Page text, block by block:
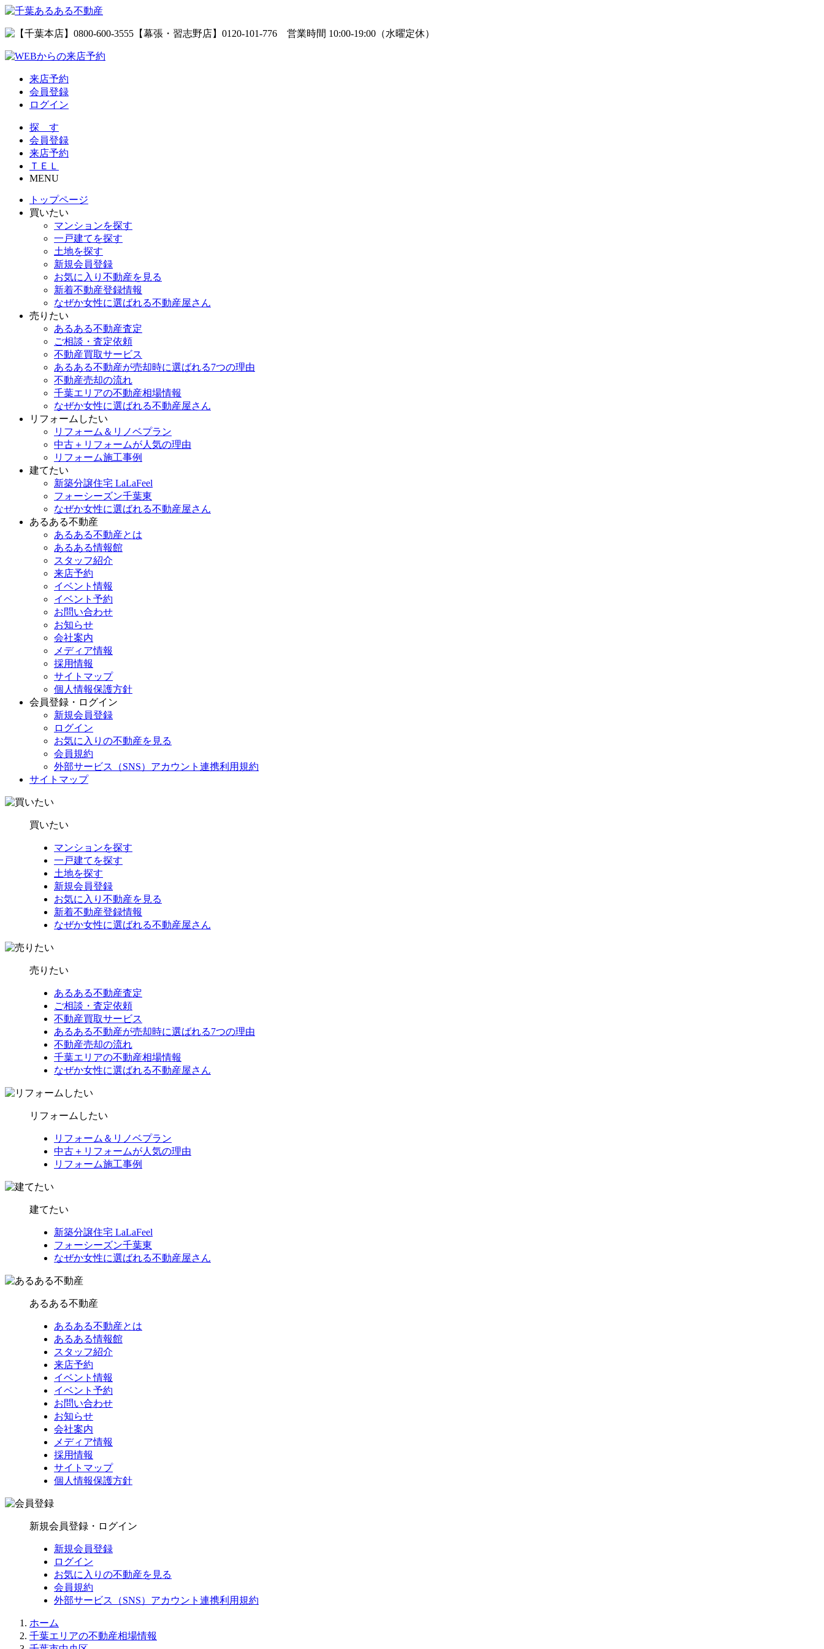
来店予約
会員登録
ログイン
探 す
会員登録
来店予約
ＴＥＬ
MENU
トップページ
買いたい
マンションを探す
一戸建てを探す
土地を探す
新規会員登録
お気に入り不動産を見る
新着不動産登録情報
なぜか女性に選ばれる不動産屋さん
売りたい
あるある不動産査定
ご相談・査定依頼
不動産買取サービス
あるある不動産が売却時に選ばれる7つの理由
不動産売却の流れ
千葉エリアの不動産相場情報
なぜか女性に選ばれる不動産屋さん
リフォームしたい
リフォーム＆リノベプラン
中古＋リフォームが人気の理由
リフォーム施工事例
建てたい
新築分譲住宅 LaLaFeel
フォーシーズン千葉東
なぜか女性に選ばれる不動産屋さん
あるある不動産
あるある不動産とは
あるある情報館
スタッフ紹介
来店予約
イベント情報
イベント予約
お問い合わせ
お知らせ
会社案内
メディア情報
採用情報
サイトマップ
個人情報保護方針
会員登録・ログイン
新規会員登録
ログイン
お気に入りの不動産を見る
会員規約
外部サービス（SNS）アカウント連携利用規約
サイトマップ
買いたい
マンションを探す
一戸建てを探す
土地を探す
新規会員登録
お気に入り不動産を見る
新着不動産登録情報
なぜか女性に選ばれる不動産屋さん
売りたい
あるある不動産査定
ご相談・査定依頼
不動産買取サービス
あるある不動産が売却時に選ばれる7つの理由
不動産売却の流れ
千葉エリアの不動産相場情報
なぜか女性に選ばれる不動産屋さん
リフォームしたい
リフォーム＆リノベプラン
中古＋リフォームが人気の理由
リフォーム施工事例
建てたい
新築分譲住宅 LaLaFeel
フォーシーズン千葉東
なぜか女性に選ばれる不動産屋さん
あるある不動産
あるある不動産とは
あるある情報館
スタッフ紹介
来店予約
イベント情報
イベント予約
お問い合わせ
お知らせ
会社案内
メディア情報
採用情報
サイトマップ
個人情報保護方針
新規会員登録・ログイン
新規会員登録
ログイン
お気に入りの不動産を見る
会員規約
外部サービス（SNS）アカウント連携利用規約
ホーム
千葉エリアの不動産相場情報